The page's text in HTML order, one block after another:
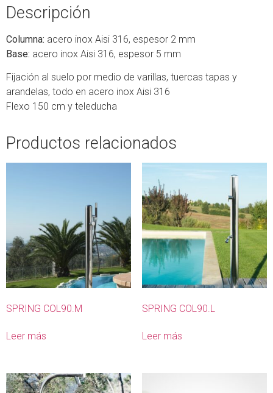
Descripción
Columna: acero inox Aisi 316, espesor 2 mm
Base: acero inox Aisi 316, espesor 5 mm
Fijación al suelo por medio de varillas, tuercas tapas y
arandelas, todo en acero inox Aisi 316
Flexo 150 cm y teleducha
Productos relacionados
SPRING COL90.M
Leer más
SPRING COL90.L
Leer más